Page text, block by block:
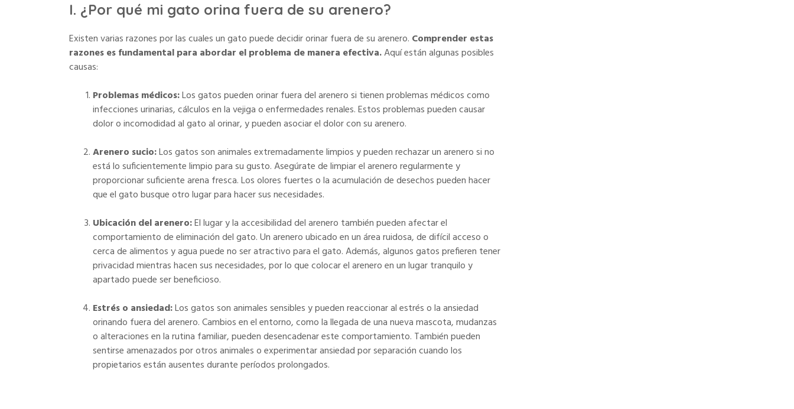
I. ¿Por qué mi gato orina fuera de su arenero?
Existen varias razones por las cuales un gato puede decidir orinar fuera de su arenero. Comprender estas
razones es fundamental para abordar el problema de manera efectiva.Aquí están algunas posibles
causas:
Problemas médicos:Los gatos pueden orinar fuera del arenero si tienen problemas médicos como
infecciones urinarias, cálculos en la vejiga o enfermedades renales. Estos problemas pueden causar
dolor o incomodidad al gato al orinar, y pueden asociar el dolor con su arenero.
Arenero sucio:Los gatos son animales extremadamente limpios y pueden rechazar un arenero si no
está lo suficientemente limpio para su gusto. Asegúrate de limpiar el arenero regularmente y
proporcionar suficiente arena fresca. Los olores fuertes o la acumulación de desechos pueden hacer
que el gato busque otro lugar para hacer sus necesidades.
Ubicación del arenero:El lugar y la accesibilidad del arenero también pueden afectar el
comportamiento de eliminación del gato. Un arenero ubicado en un área ruidosa, de difícil acceso o
cerca de alimentos y agua puede no ser atractivo para el gato. Además, algunos gatos prefieren tener
privacidad mientras hacen sus necesidades, por lo que colocar el arenero en un lugar tranquilo y
apartado puede ser beneficioso.
Estrés o ansiedad:Los gatos son animales sensibles y pueden reaccionar al estrés o la ansiedad
orinando fuera del arenero. Cambios en el entorno, como la llegada de una nueva mascota, mudanzas
o alteraciones en la rutina familiar, pueden desencadenar este comportamiento. También pueden
sentirse amenazados por otros animales o experimentar ansiedad por separación cuando los
propietarios están ausentes durante períodos prolongados.